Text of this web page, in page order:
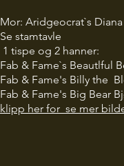
Mor: Aridgeocrat`s
Se stamtavle
1 tispe og 2 hanner:
Fab & Fame`s Beautlful
Fab & Fame's Billy the
Fab & Fame's Big Bear
klipp her for se mer